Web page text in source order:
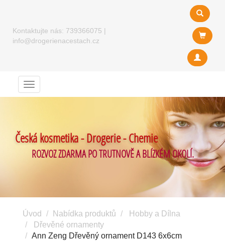
Kontaktujte nás: 739366075 |
info@drogerienacestach.cz
Menu
Česká kosmetika - Drogerie - Chemie
ROZVOZ ZDARMA PO TRUTNOVĚ A BLÍZKÉM OKOLÍ.
Úvod Nabídka produktů
Hobby a Dílna
Dřevěné ornamenty
Ann Zeng Dřevěný ornament D143 6x6cm